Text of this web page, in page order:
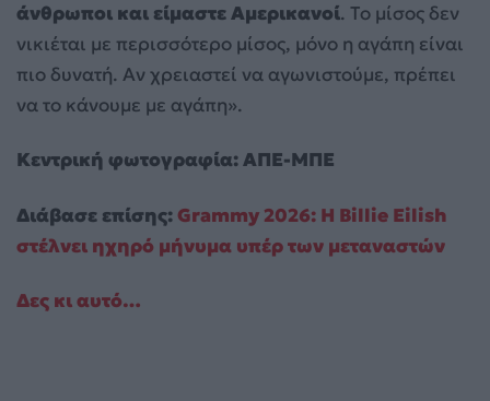
άνθρωποι και είμαστε Αμερικανοί. Το μίσος δεν
νικιέται με περισσότερο μίσος, μόνο η αγάπη είναι
πιο δυνατή. Αν χρειαστεί να αγωνιστούμε, πρέπει
να το κάνουμε με αγάπη».
Κεντρική φωτογραφία: ΑΠΕ-ΜΠΕ
Διάβασε επίσης: Grammy 2026: Η Billie Eilish
στέλνει ηχηρό μήνυμα υπέρ των μεταναστών
Δες κι αυτό…